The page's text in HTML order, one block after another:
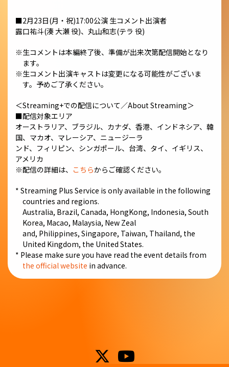
■2⽉23⽇(⽉・祝)17:00公演 ⽣コメント出演者
露⼝祐⽃(湊 ⼤瀬 役)、丸⼭和志(テラ 役)
※⽣コメントは本編終了後、準備が出来次第配信開始となり
ます。
※⽣コメント出演キャストは変更になる可能性がございま
す。予めご了承ください。
＜Streaming+での配信について／About Streaming＞
■配信対象エリア
オーストラリア、ブラジル、カナダ、⾹港、インドネシア、韓
国、マカオ、マレーシア、ニュージーラ
ンド、フィリピン、シンガポール、台湾、タイ、イギリス、
アメリカ
※配信の詳細は、 こちらからご確認ください。
* Streaming Plus Service is only available in the following
countries and regions.
Australia, Brazil, Canada, HongKong, Indonesia, South
Korea, Macao, Malaysia, New Zeal
and, Philippines, Singapore, Taiwan, Thailand, the
United Kingdom, the United States.
* Please make sure you have read the event details from
the official website in advance.